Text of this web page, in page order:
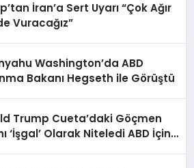
İran’a Sert Uyarı “Çok Ağır
Vuracağız”
Washington’da ABD
Bakanı Hegseth ile Görüştü
Trump Cueta’daki Göçmen
‘İşgal’ Olarak Niteledi ABD İçin